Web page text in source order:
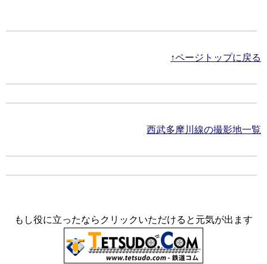
↑ページトップに戻る
西武多摩川線の撮影地一覧
もし役に立ったならクリックいただけると元気が出ます